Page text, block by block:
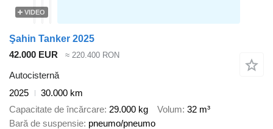
VIDEO
Şahin Tanker 2025
42.000 EUR
≈ 220.400 RON
Autocisternă
2025
30.000 km
Capacitate de încărcare 29.000 kg Volum 32 m³
Bară de suspensie pneumo/pneumo